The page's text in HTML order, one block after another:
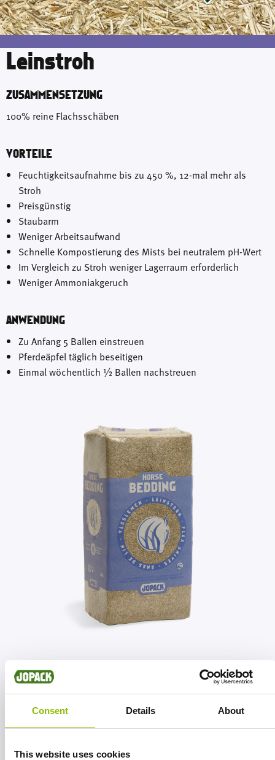
Consent Details About
This website uses cookies
Leinstroh
ZUSAMMENSETZUNG
100% reine Flachsschäben
VORTEILE
Feuchtigkeitsaufnahme bis zu 450 %, 12-mal mehr als
Stroh
Preisgünstig
Staubarm
Weniger Arbeitsaufwand
Schnelle Kompostierung des Mists bei neutralem pH-Wert
Im Vergleich zu Stroh weniger Lagerraum erforderlich
Weniger Ammoniakgeruch
ANWENDUNG
Zu Anfang 5 Ballen einstreuen
Pferdeäpfel täglich beseitigen
Einmal wöchentlich ½ Ballen nachstreuen
Afbeelding